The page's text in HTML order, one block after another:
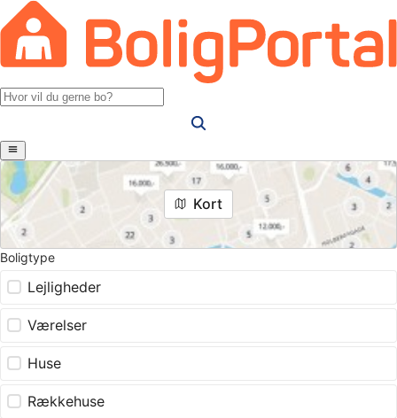
Kort
Boligtype
Lejligheder
Værelser
Huse
Rækkehuse